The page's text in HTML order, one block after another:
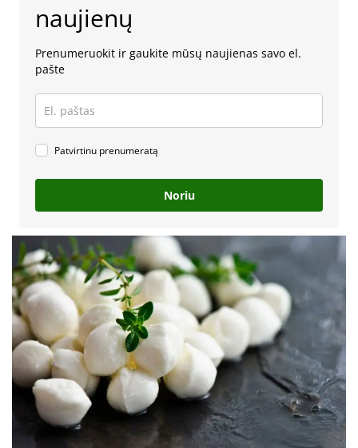
naujienų
Prenumeruokit ir gaukite mūsų naujienas savo el.
pašte
Patvirtinu prenumeratą
Noriu